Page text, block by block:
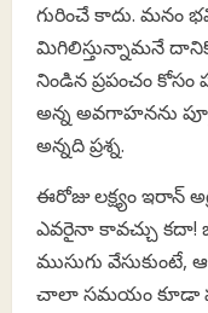
గురించే కాదు. మనం
మిగిలిస్తున్నామనే
నిండిన ప్రపంచం కోసం
అన్న అవగాహనను
అన్నది ప్రశ్న.
ఈరోజు లక్ష్యం ఇరాన్
ఎవరైనా కావచ్చు
ముసుగు వేసుకుంటే,
చాలా సమయం కూడా